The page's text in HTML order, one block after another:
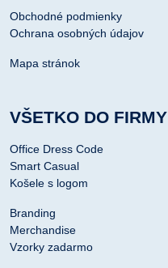
Obchodné podmienky
Ochrana osobných údajov
Mapa stránok
VŠETKO DO FIRMY
Office Dress Code
Smart Casual
Košele s logom
Branding
Merchandise
Vzorky zadarmo